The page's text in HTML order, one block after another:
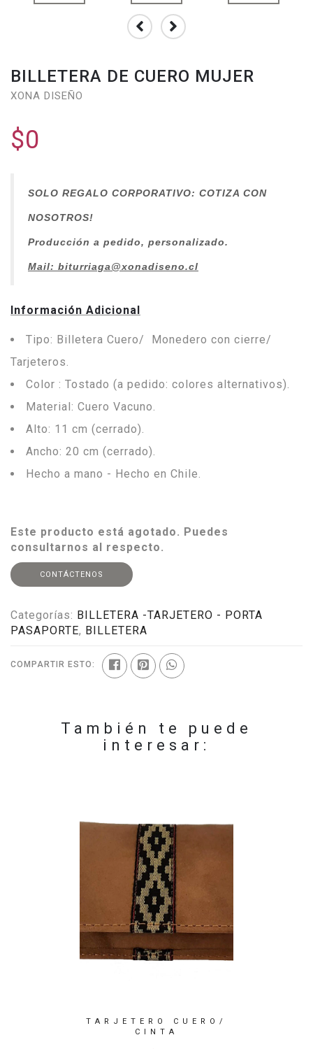
BILLETERA DE CUERO MUJER
XONA DISEÑO
$0
SOLO REGALO CORPORATIVO: COTIZA CON
NOSOTROS!
Producción a pedido, personalizado.
Mail: biturriaga@xonadiseno.cl
Información Adicional
Tipo: Billetera Cuero/ Monedero con cierre/
Tarjeteros.
Color : Tostado (a pedido: colores alternativos).
Material: Cuero Vacuno.
Alto: 11 cm (cerrado).
Ancho: 20 cm (cerrado).
Hecho a mano - Hecho en Chile.
Este producto está agotado. Puedes
consultarnos al respecto.
CONTÁCTENOS
Categorías: BILLETERA -TARJETERO - PORTA
PASAPORTE, BILLETERA
COMPARTIR ESTO:
También te puede
interesar:
TARJETERO CUERO/
CINTA